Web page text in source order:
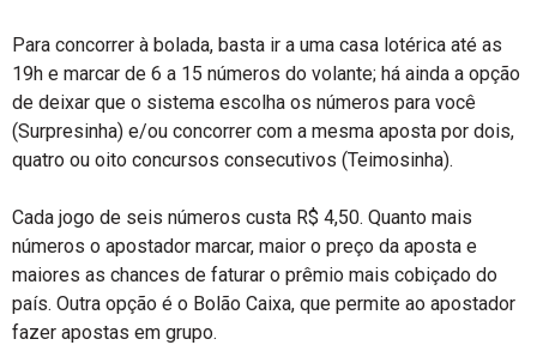
Para concorrer à bolada, basta ir a uma casa lotérica até as
19h e marcar de 6 a 15 números do volante; há ainda a opção
de deixar que o sistema escolha os números para você
(Surpresinha) e/ou concorrer com a mesma aposta por dois,
quatro ou oito concursos consecutivos (Teimosinha).
Cada jogo de seis números custa R$ 4,50. Quanto mais
números o apostador marcar, maior o preço da aposta e
maiores as chances de faturar o prêmio mais cobiçado do
país. Outra opção é o Bolão Caixa, que permite ao apostador
fazer apostas em grupo.